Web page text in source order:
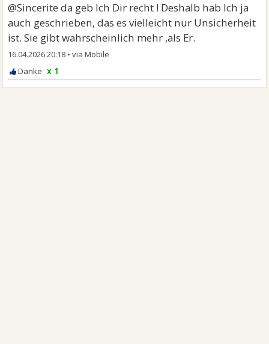
@Sincerite da geb Ich Dir recht ! Deshalb hab Ich ja
auch geschrieben, das es vielleicht nur Unsicherheit
ist. Sie gibt wahrscheinlich mehr ,als Er.
16.04.2026 20:18 •
x 1